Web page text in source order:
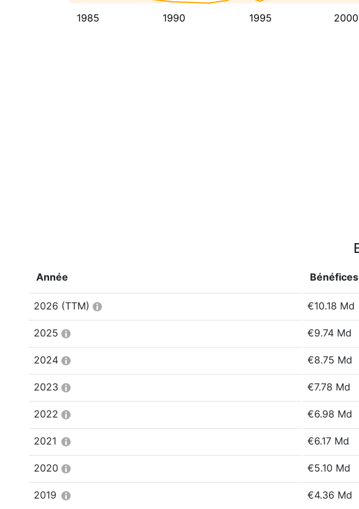
1985 1990 1995 2000
Année Bénéfices
2026 (TTM) €10.18 Md
2025 €9.74 Md
2024 €8.75 Md
2023 €7.78 Md
2022 €6.98 Md
2021 €6.17 Md
2020 €5.10 Md
2019 €4.36 Md